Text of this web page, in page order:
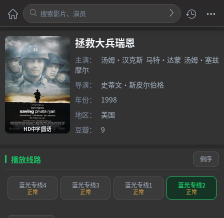
HD中字|国语
拯救大兵瑞恩
主演： 汤姆·汉克斯 马特·达蒙 汤姆·塞兹
摩尔
导演：
史蒂文·斯皮尔伯格
年份：
1998
地区：
美国
豆瓣：
9
播放线路 倒序
蓝光专线4
正常
蓝光专线3
正常
蓝光专线1
正常
蓝光专线2
正常